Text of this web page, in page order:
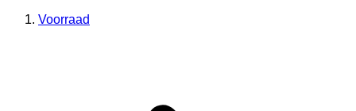
Voorraad